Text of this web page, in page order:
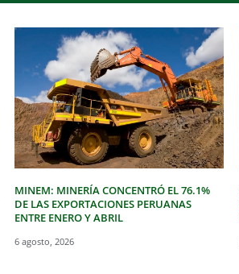
MINEM: MINERÍA CONCENTRÓ EL 76.1%
DE LAS EXPORTACIONES PERUANAS
ENTRE ENERO Y ABRIL
6 agosto, 2026